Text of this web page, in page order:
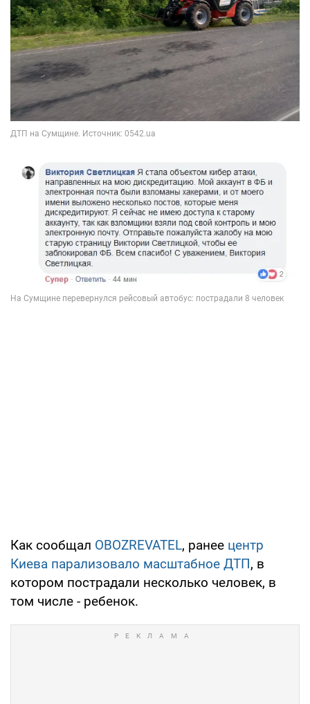
Как сообщал OBOZREVATEL, ранее центр
Киева парализовало масштабное ДТП, в
котором пострадали несколько человек, в
том числе - ребенок.